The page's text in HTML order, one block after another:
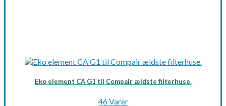
Eko element CA G1 til Compair ældste filterhuse.
46 Varer